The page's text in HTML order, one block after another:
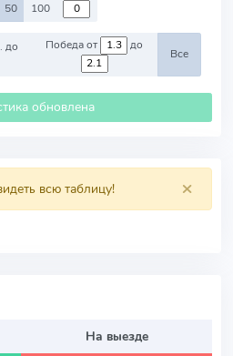
50 100
до
Победа от до
Все
обновлена
×
всю таблицу!
На выезде